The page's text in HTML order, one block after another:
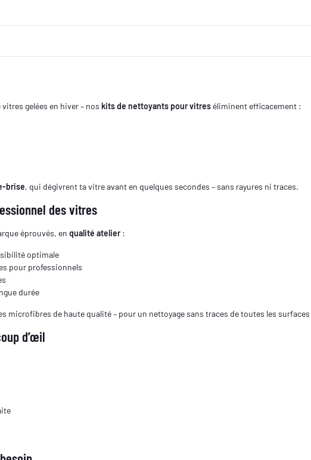
vitres gelées en hiver – noskits de nettoyants pour vitres éliminent efficacement :
brise, qui dégivrent ta vitre avant en quelques secondes – sans rayures ni traces.
des vitres
éprouvés, enqualité atelier :
optimale
pour professionnels
durée
microfibres de haute qualité – pour un nettoyage sans traces de toutes les
d’œil